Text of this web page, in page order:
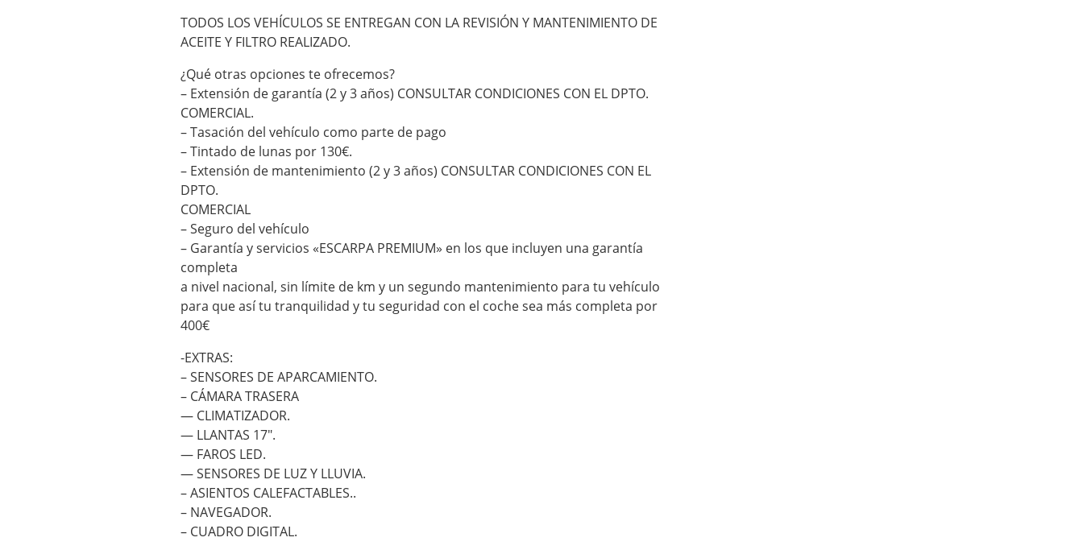
TODOS LOS VEHÍCULOS SE ENTREGAN CON LA REVISIÓN Y MANTENIMIENTO DE
ACEITE Y FILTRO REALIZADO.
¿Qué otras opciones te ofrecemos?
– Extensión de garantía (2 y 3 años) CONSULTAR CONDICIONES CON EL DPTO.
COMERCIAL.
– Tasación del vehículo como parte de pago
– Tintado de lunas por 130€.
– Extensión de mantenimiento (2 y 3 años) CONSULTAR CONDICIONES CON EL
DPTO.
COMERCIAL
– Seguro del vehículo
– Garantía y servicios «ESCARPA PREMIUM» en los que incluyen una garantía
completa
a nivel nacional, sin límite de km y un segundo mantenimiento para tu vehículo
para que así tu tranquilidad y tu seguridad con el coche sea más completa por
400€
-EXTRAS:
– SENSORES DE APARCAMIENTO.
– CÁMARA TRASERA
— CLIMATIZADOR.
— LLANTAS 17″.
— FAROS LED.
— SENSORES DE LUZ Y LLUVIA.
– ASIENTOS CALEFACTABLES..
– NAVEGADOR.
– CUADRO DIGITAL.